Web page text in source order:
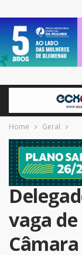
Home Geral
vaga